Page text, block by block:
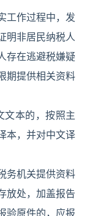
工作过程中，发
明非居民纳税人
存在逃避税嫌疑
期提供相关资料
文本的，按照主
本，并对中文译
务机关提供资料
放处，加盖报告
验原件的，应报